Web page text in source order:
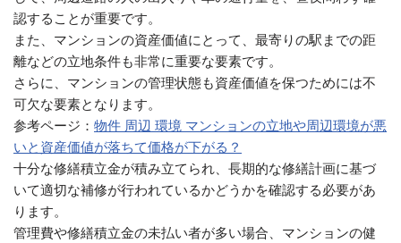
認することが重要です。
また、マンションの資産価値にとって、最寄りの駅までの距
離などの立地条件も非常に重要な要素です。
さらに、マンションの管理状態も資産価値を保つためには不
可欠な要素となります。
参考ページ： 物件 周辺 環境 マンションの立地や周辺環境が悪
いと資産価値が落ちて価格が下がる？
十分な修繕積立金が積み立てられ、長期的な修繕計画に基づ
いて適切な補修が行われているかどうかを確認する必要があ
ります。
管理費や修繕積立金の未払い者が多い場合、マンションの健